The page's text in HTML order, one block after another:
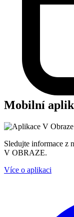
Mobilní
Sledujte informace z
V OBRAZE.
Více o aplikaci